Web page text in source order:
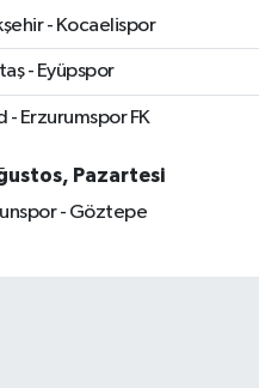
- Kocaelispor
- Eyüpspor
- Erzurumspor FK
Pazartesi
- Göztepe